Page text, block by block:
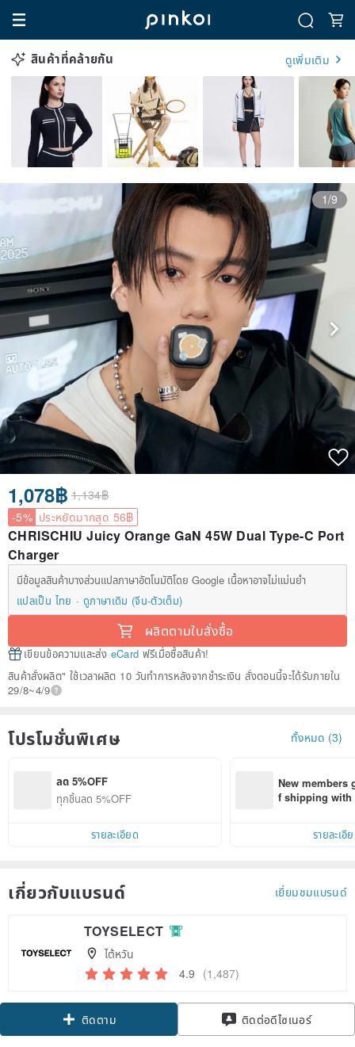
สินค้าที่คล้ายกัน ดูเพิ่มเติม
1/9
1,078฿ 1,134฿
-5% ประหยัดมากสุด 56฿
CHRISCHIU Juicy Orange GaN 45W Dual Type-C Port
Charger
มีข้อมูลสินค้าบางส่วนแปลภาษาอัตโนมัติโดย Google เนื้อหาอาจไม่แม่นยำ
แปลเป็น ไทย
ดูภาษาเดิม (จีน-ตัวเต็ม)
ผลิตตามใบสั่งซื้อ
เขียนข้อความและส่ง eCard ฟรีเมื่อซื้อสินค้า!
สินค้าสั่งผลิต" ใช้เวลาผลิต 10 วันทำการหลังจากชำระเงิน สั่งตอนนี้จะได้รับภายใน
29/8~4/9
โปรโมชั่นพิเศษ ทั้งหมด (3)
ลด 5%OFF
ทุกชิ้นลด 5%OFF
รายละเอียด
New members
f shipping
รายละเอี
เกี่ยวกับแบรนด์ เยี่ยมชมแบรนด์
TOYSELECT
ไต้หวัน
4.9 (1,487)
ติดตาม
ติดต่อดีไซเนอร์